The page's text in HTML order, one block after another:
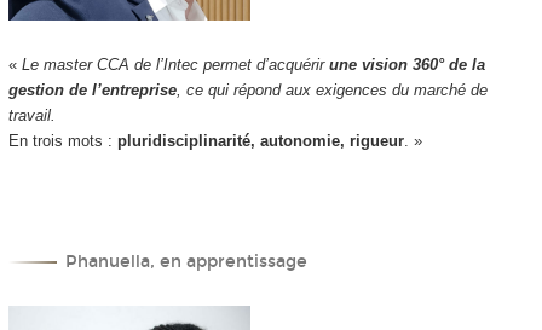
«Le master CCA de l’Intec permet d’acquérir une vision 360° de la
gestion de l’entreprise, ce qui répond aux exigences du marché de
travail.
En trois mots : pluridisciplinarité, autonomie, rigueur. »
Phanuella, en apprentissage